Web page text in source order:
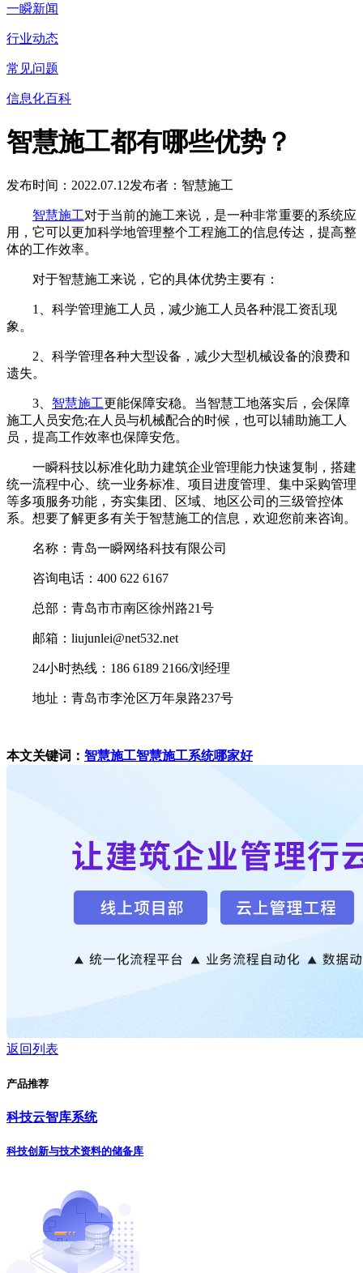
一瞬新闻
行业动态
常见问题
信息化百科
智慧施工都有哪些优势？
发布时间：2022.07.12发布者：智慧施工
智慧施工对于当前的施工来说，是一种非常重要的系统应
用，它可以更加科学地管理整个工程施工的信息传达，提高整
体的工作效率。
对于智慧施工来说，它的具体优势主要有：
1、科学管理施工人员，减少施工人员各种混工资乱现
象。
2、科学管理各种大型设备，减少大型机械设备的浪费和
遗失。
3、 智慧施工更能保障安稳。当智慧工地落实后，会保障
施工人员安危;在人员与机械配合的时候，也可以辅助施工人
员，提高工作效率也保障安危。
一瞬科技以标准化助力建筑企业管理能力快速复制，搭建
统一流程中心、统一业务标准、项目进度管理、集中采购管理
等多项服务功能，夯实集团、区域、地区公司的三级管控体
系。想要了解更多有关于智慧施工的信息，欢迎您前来咨询。
名称：青岛一瞬网络科技有限公司
咨询电话：400 622 6167
总部：青岛市市南区徐州路21号
邮箱：liujunlei@net532.net
24小时热线：186 6189 2166/刘经理
地址：青岛市李沧区万年泉路237号
本文关键词： 智慧施工智慧施工系统哪家好
返回列表
产品推荐
科技云智库系统
科技创新与技术资料的储备库